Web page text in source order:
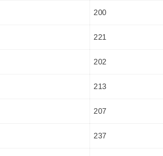
200
221
202
213
207
237